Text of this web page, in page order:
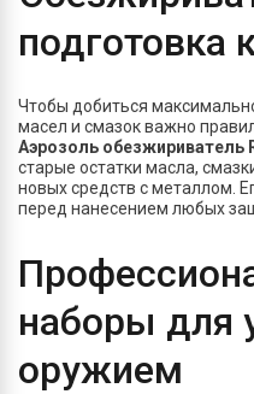
подготовка
Чтобы добиться
масел и смазок важно
Аэрозоль обезжириватель
старые остатки масла,
новых средств с металлом.
перед нанесением любых
наборы для
оружием